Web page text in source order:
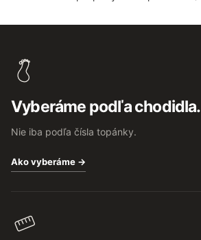
Vyberáme podľa chodidla.
Nie iba podľa čísla topánky.
Ako vyberáme →